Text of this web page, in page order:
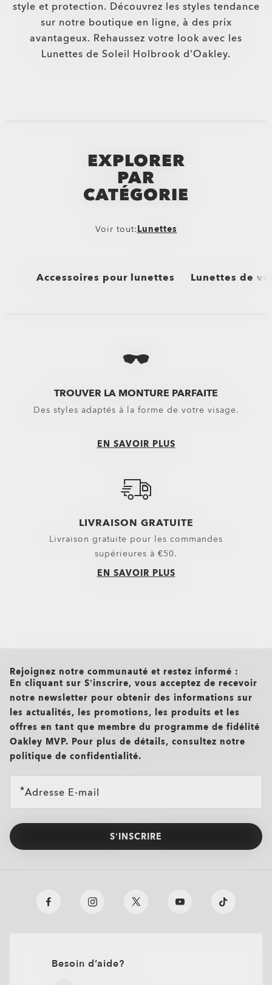
style et protection. Découvrez les styles tendance
sur notre boutique en ligne, à des prix
avantageux. Rehaussez votre look avec les
Lunettes de Soleil Holbrook d'Oakley.
EXPLORER
PAR
CATÉGORIE
Voir tout:Lunettes
Accessoires pour lunettes Lunettes de
les Kits de Nettoyage pour Lunettes Oakley
Lentilles de rechange
Verres pour masques
Pièces de rechange
Sport
Oakley Non-
TROUVER LA MONTURE PARFAITE
Des styles adaptés à la forme de votre visage.
EN SAVOIR PLUS
LIVRAISON GRATUITE
Livraison gratuite pour les commandes
supérieures à €50.
EN SAVOIR PLUS
Rejoignez notre communauté et restez informé :
En cliquant sur S’inscrire, vous acceptez de recevoir
notre newsletter pour obtenir des informations sur
les actualités, les promotions, les produits et les
offres en tant que membre du programme de fidélité
Oakley MVP. Pour plus de détails, consultez notre
politique de confidentialité.
Adresse E-mail
S’INSCRIRE
Besoin d’aide?